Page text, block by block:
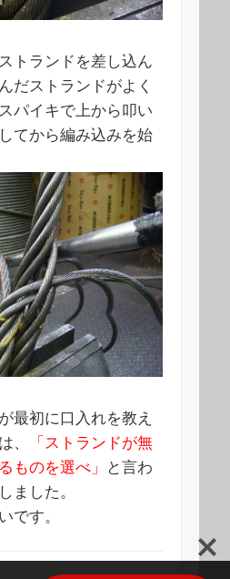
トランドを差し込ん
だストランドがよく
パイキで上から叩い
てから編み込みを始
最初に口入れを教え
、
「ストランドが無
ものを選べ」
と言わ
ました。
です。